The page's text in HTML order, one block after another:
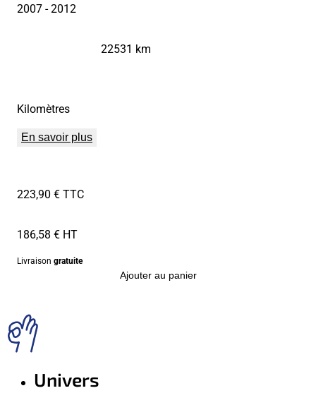
2007- 2012
Kilomètres
22531 km
En savoir plus
223,90 € TTC
186,58 € HT
Livraison gratuite
Ajouter au panier
Univers